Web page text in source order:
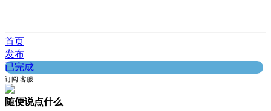
首页
发布
已完成
订阅 客服
随便说点什么